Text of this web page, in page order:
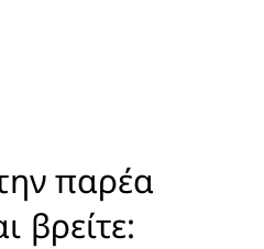
παρέα
βρείτε: